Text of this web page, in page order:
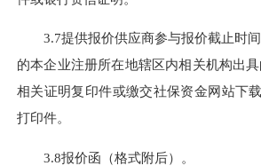
3.7提供报价供应商参与报价截止时间
的本企业注册所在地辖区内相关机构出
相关证明复印件或缴交社保资金网站下
打印件。
3.8报价函（格式附后）。